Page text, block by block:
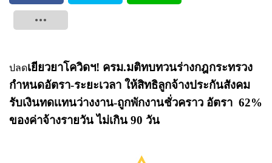
ปลดเยียวยาโควิดฯ! ครม.มติทบทวนร่างกฎกระทรวง
กำหนดอัตรา-ระยะเวลา ให้สิทธิลูกจ้างประกันสังคม
รับเงินทดเเทนว่างงาน-ถูกพักงานชั่วคราว อัตรา 62%
ของค่าจ้างรายวัน ไม่เกิน 90 วัน